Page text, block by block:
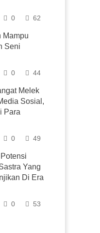
0 62
Mampu
Seni
0 44
Melek
Sosial,
Para
0 49
Yang
Di Era
0 53